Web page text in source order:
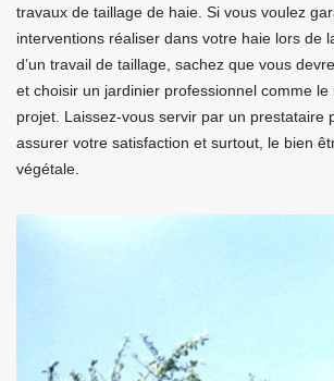
travaux de taillage de haie. Si vous voulez
interventions réaliser dans votre haie lors de
d’un travail de taillage, sachez que vous
et choisir un jardinier professionnel comme
projet. Laissez-vous servir par un prestataire
assurer votre satisfaction et surtout, le bien
végétale.